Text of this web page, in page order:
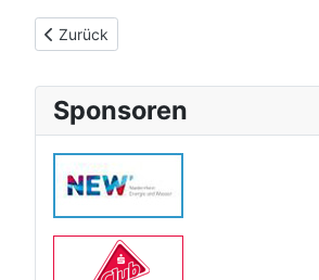
Vorheriger Beitrag: Neue Anfängerkurse
Zurück
Sponsoren